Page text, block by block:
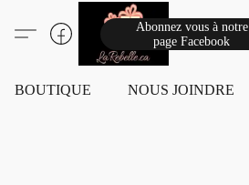
Abonnez vous à notre
page Facebook
BOUTIQUE NOUS JOINDRE